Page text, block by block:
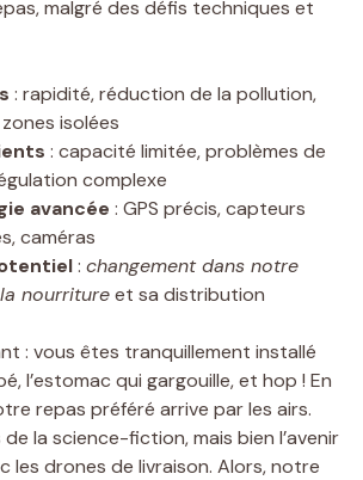
malgré des défis techniques et
: rapidité, réduction de la pollution,
isolées
: capacité limitée, problèmes de
complexe
avancée : GPS précis, capteurs
caméras
: changement dans notre
nourritureet sa distribution
: vous êtes tranquillement installé
l’estomac qui gargouille, et hop ! En
repas préféré arrive par les airs.
de la science-fiction, mais bien l’avenir
les drones de livraison. Alors, notre